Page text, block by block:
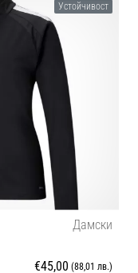
Устойчивост
Дамски
€45,00 (88,01 лв.)